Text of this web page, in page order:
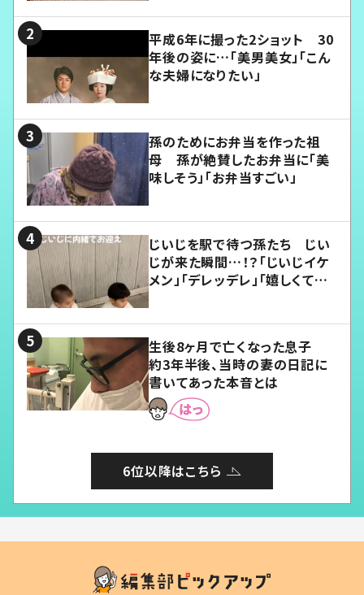
平成6年に撮った2ショット 30
年後の姿に…「美男美女」「こん
な夫婦になりたい」
孫のためにお弁当を作った祖
母 孫が絶賛したお弁当に「美
味しそう」「お弁当すごい」
じいじを駅で待つ孫たち じい
じが来た瞬間…！？「じいじイケ
メン」「デレッデレ」「嬉しくて可
生後8ヶ月で亡くなった息子
約3年半後、当時の妻の日記に
書いてあった本音とは
6位以降はこちら